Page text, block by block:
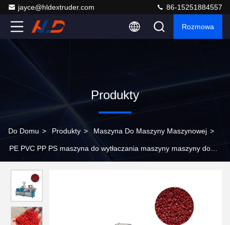
jayce@hldextruder.com 86-15251884557
Rozmowa
Produkty
Do Domu > Produkty > Maszyna Do Maszyny Maszynowej >
PE PVC PP PS maszyna do wytłaczania maszyny maszyny do
maszyny do wytłaczania maszyny do wytłaczania maszyny do
wytłaczania maszyny do wytłaczania maszyny do wytłaczania
maszyny do wytłaczania maszyny do wytłaczania maszyny do